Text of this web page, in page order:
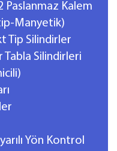
Paslanmaz Kalem
Manyetik)
Tip Silindirler
Tabla Silindirleri
Yön Kontrol